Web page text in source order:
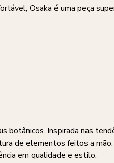
Osaka é uma peça
botânicos. Inspirada nas
de elementos feitos a
em qualidade e estilo.